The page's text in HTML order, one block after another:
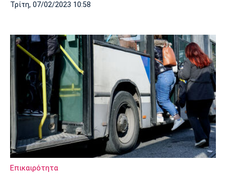
Τρίτη, 07/02/2023 10:58
Επικαιρότητα